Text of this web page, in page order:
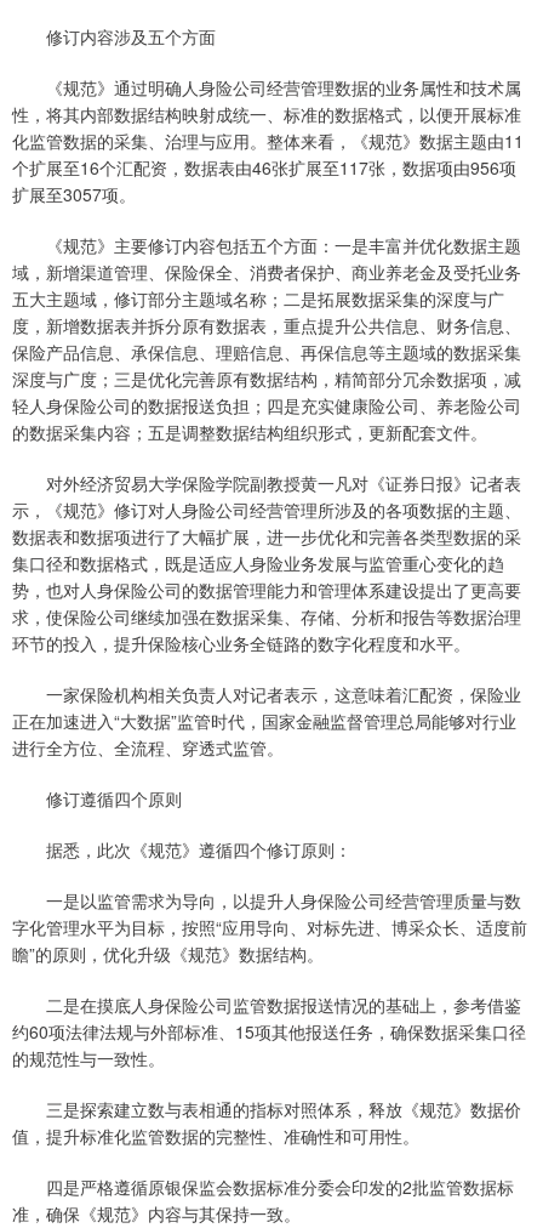
修订内容涉及五个方面
《规范》通过明确人身险公司经营管理数据的业务属性和技术属
性，将其内部数据结构映射成统一、标准的数据格式，以便开展标准
化监管数据的采集、治理与应用。整体来看，《规范》数据主题由11
个扩展至16个汇配资，数据表由46张扩展至117张，数据项由956项
扩展至3057项。
《规范》主要修订内容包括五个方面：一是丰富并优化数据主题
域，新增渠道管理、保险保全、消费者保护、商业养老金及受托业务
五大主题域，修订部分主题域名称；二是拓展数据采集的深度与广
度，新增数据表并拆分原有数据表，重点提升公共信息、财务信息、
保险产品信息、承保信息、理赔信息、再保信息等主题域的数据采集
深度与广度；三是优化完善原有数据结构，精简部分冗余数据项，减
轻人身保险公司的数据报送负担；四是充实健康险公司、养老险公司
的数据采集内容；五是调整数据结构组织形式，更新配套文件。
对外经济贸易大学保险学院副教授黄一凡对《证券日报》记者表
示，《规范》修订对人身险公司经营管理所涉及的各项数据的主题、
数据表和数据项进行了大幅扩展，进一步优化和完善各类型数据的采
集口径和数据格式，既是适应人身险业务发展与监管重心变化的趋
势，也对人身保险公司的数据管理能力和管理体系建设提出了更高要
求，使保险公司继续加强在数据采集、存储、分析和报告等数据治理
环节的投入，提升保险核心业务全链路的数字化程度和水平。
一家保险机构相关负责人对记者表示，这意味着汇配资，保险业
正在加速进入“大数据”监管时代，国家金融监督管理总局能够对行业
进行全方位、全流程、穿透式监管。
修订遵循四个原则
据悉，此次《规范》遵循四个修订原则：
一是以监管需求为导向，以提升人身保险公司经营管理质量与数
字化管理水平为目标，按照“应用导向、对标先进、博采众长、适度前
瞻”的原则，优化升级《规范》数据结构。
二是在摸底人身保险公司监管数据报送情况的基础上，参考借鉴
约60项法律法规与外部标准、15项其他报送任务，确保数据采集口径
的规范性与一致性。
三是探索建立数与表相通的指标对照体系，释放《规范》数据价
值，提升标准化监管数据的完整性、准确性和可用性。
四是严格遵循原银保监会数据标准分委会印发的2批监管数据标
准，确保《规范》内容与其保持一致。